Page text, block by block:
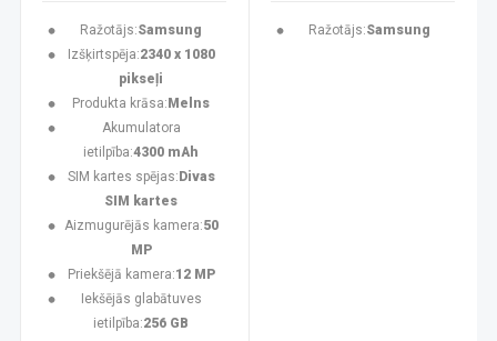
Ražotājs:Samsung
Izšķirtspēja:2340 x 1080
pikseļi
Produkta krāsa: Melns
Akumulatora
ietilpība:4300 mAh
SIM kartes spējas: Divas
SIM kartes
Aizmugurējās kamera:50
MP
Priekšējā kamera:12 MP
Iekšējās glabātuves
ietilpība:256 GB
Ražotājs:Samsung